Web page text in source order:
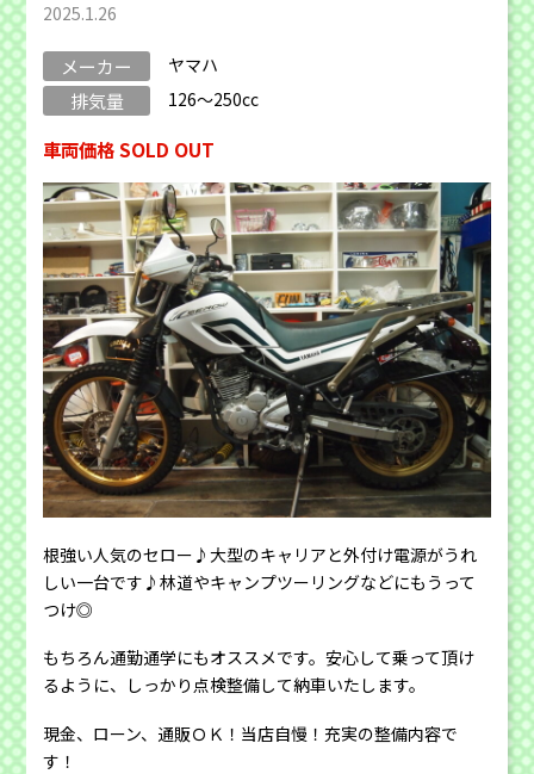
2025.1.26
メーカー ヤマハ
排気量 126～250cc
車両価格 SOLD OUT
根強い人気のセロー♪大型のキャリアと外付け電源がうれ
しい一台です♪林道やキャンプツーリングなどにもうって
つけ◎
もちろん通勤通学にもオススメです。安心して乗って頂け
るように、しっかり点検整備して納車いたします。
現金、ローン、通販ＯＫ！当店自慢！充実の整備内容で
す！